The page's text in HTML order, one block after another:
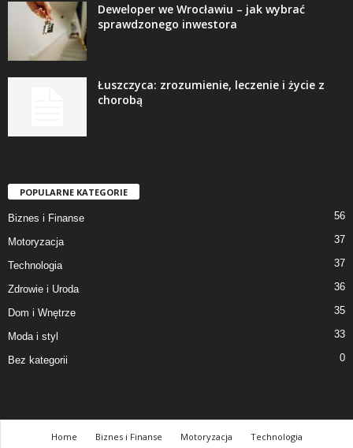
Deweloper we Wrocławiu – jak wybrać
sprawdzonego inwestora
Łuszczyca: zrozumienie, leczenie i życie z
chorobą
POPULARNE KATEGORIE
Biznes i Finanse 56
Motoryzacja 37
Technologia 37
Zdrowie i Uroda 36
Dom i Wnętrze 35
Moda i styl 33
Bez kategorii 0
Home Biznes i Finanse Motoryzacja Technologia